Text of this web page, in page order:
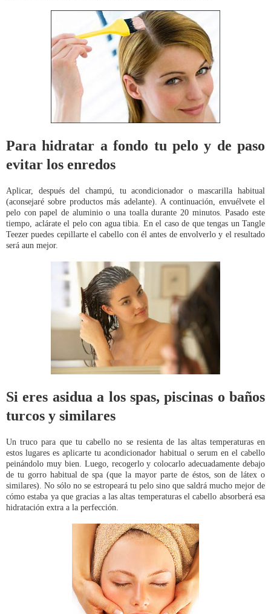
Para hidratar a fondo tu pelo y de paso
evitar los enredos
Aplicar, después del champú, tu acondicionador o mascarilla habitual
(aconsejaré sobre productos más adelante). A continuación, envuélvete el
pelo con papel de aluminio o una toalla durante 20 minutos. Pasado este
tiempo, aclárate el pelo con agua tibia. En el caso de que tengas un Tangle
Teezer puedes cepillarte el cabello con él antes de envolverlo y el resultado
será aun mejor.
Si eres asidua a los spas, piscinas o baños
turcos y similares
Un truco para que tu cabello no se resienta de las altas temperaturas en
estos lugares es aplicarte tu acondicionador habitual o serum en el cabello
peinándolo muy bien. Luego, recogerlo y colocarlo adecuadamente debajo
de tu gorro habitual de spa (que la mayor parte de éstos, son de látex o
similares). No sólo no se estropeará tu pelo sino que saldrá mucho mejor de
cómo estaba ya que gracias a las altas temperaturas el cabello absorberá esa
hidratación extra a la perfección.